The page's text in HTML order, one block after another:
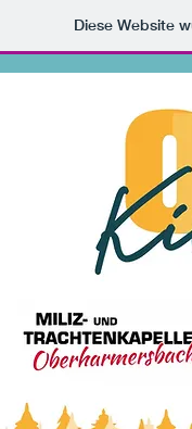
Diese Website